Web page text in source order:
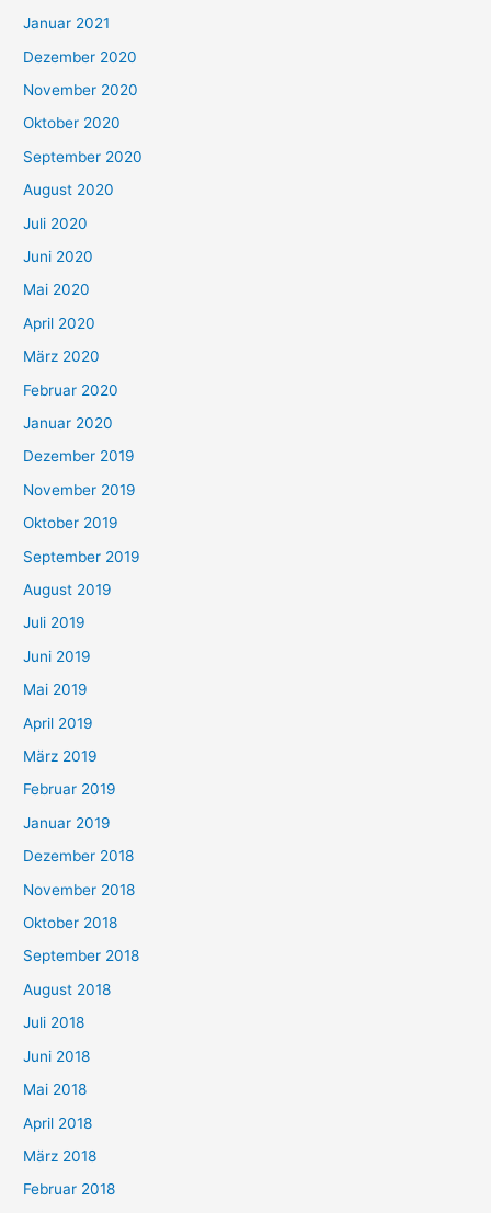
Januar 2021
Dezember 2020
November 2020
Oktober 2020
September 2020
August 2020
Juli 2020
Juni 2020
Mai 2020
April 2020
März 2020
Februar 2020
Januar 2020
Dezember 2019
November 2019
Oktober 2019
September 2019
August 2019
Juli 2019
Juni 2019
Mai 2019
April 2019
März 2019
Februar 2019
Januar 2019
Dezember 2018
November 2018
Oktober 2018
September 2018
August 2018
Juli 2018
Juni 2018
Mai 2018
April 2018
März 2018
Februar 2018